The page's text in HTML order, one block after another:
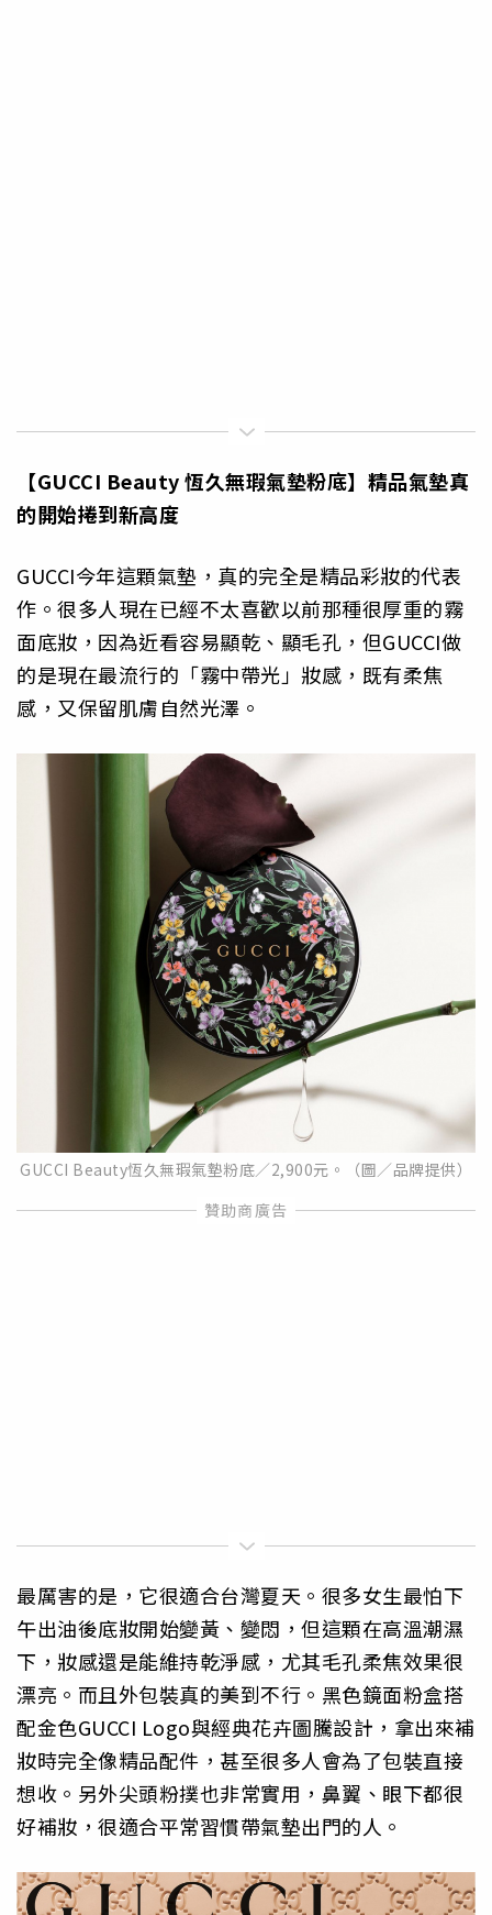
【GUCCI Beauty 恆久無瑕氣墊粉底】精品氣墊真
的開始捲到新高度
GUCCI今年這顆氣墊，真的完全是精品彩妝的代表
作。很多人現在已經不太喜歡以前那種很厚重的霧
面底妝，因為近看容易顯乾、顯毛孔，但GUCCI做
的是現在最流行的「霧中帶光」妝感，既有柔焦
感，又保留肌膚自然光澤。
GUCCI Beauty恆久無瑕氣墊粉底／2,900元。（圖／品牌提供）
最厲害的是，它很適合台灣夏天。很多女生最怕下
午出油後底妝開始變黃、變悶，但這顆在高溫潮濕
下，妝感還是能維持乾淨感，尤其毛孔柔焦效果很
漂亮。而且外包裝真的美到不行。黑色鏡面粉盒搭
配金色GUCCI Logo與經典花卉圖騰設計，拿出來補
妝時完全像精品配件，甚至很多人會為了包裝直接
想收。另外尖頭粉撲也非常實用，鼻翼、眼下都很
好補妝，很適合平常習慣帶氣墊出門的人。